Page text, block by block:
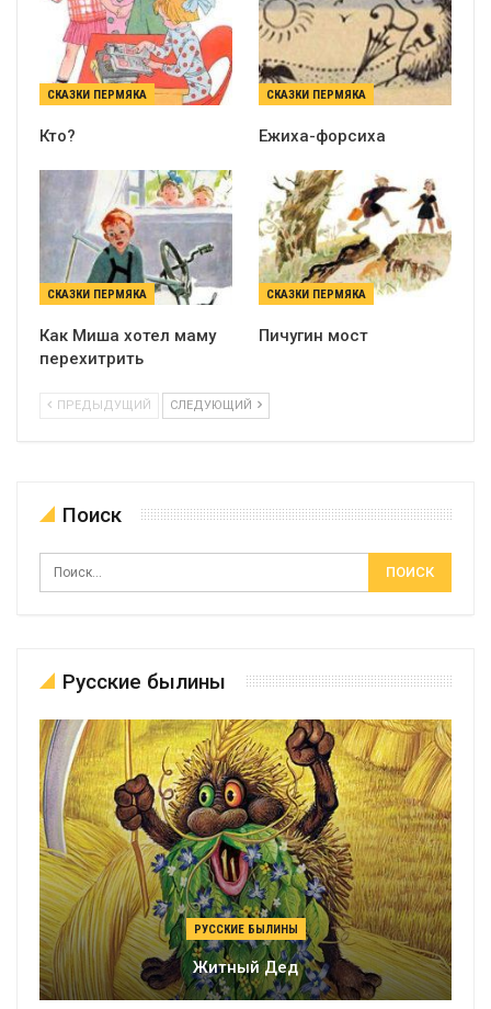
СКАЗКИ ПЕРМЯКА
Кто?
СКАЗКИ ПЕРМЯКА
Ежиха-форсиха
СКАЗКИ ПЕРМЯКА
Как Миша хотел маму
перехитрить
СКАЗКИ ПЕРМЯКА
Пичугин мост
ПРЕДЫДУЩИЙ СЛЕДУЮЩИЙ
Поиск
Русские былины
РУССКИЕ БЫЛИНЫ
Житный Дед